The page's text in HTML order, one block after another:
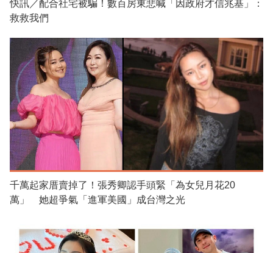
快訊／配合社宅被騙！數百房東悲喊「因政府才信兆基」：
救救我們
千萬起家厝賣掉了！張秀卿認手頭緊「為女兒月花20
萬」 她超爭氣「進軍美國」成台灣之光